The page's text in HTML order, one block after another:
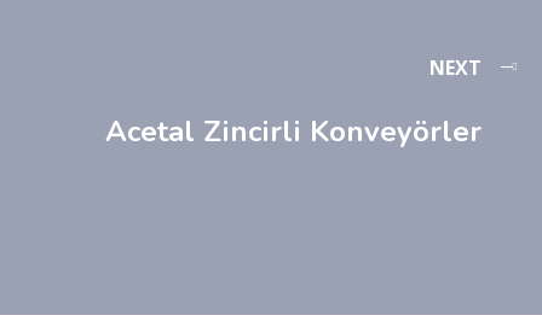
NEXT
Acetal Zincirli Konveyörler